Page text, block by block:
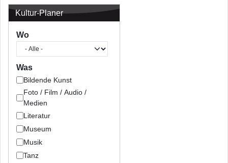
Kultur-Planer
Wo
Was
Bildende Kunst
Foto / Film / Audio /
Medien
Literatur
Museum
Musik
Tanz